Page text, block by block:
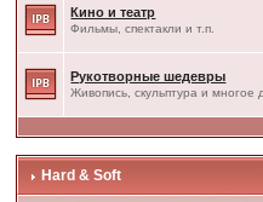
Кино и театр
Фильмы, спектакли и т.п.
Рукотворные шедевры
Живопись, скульптура и многое
Hard & Soft